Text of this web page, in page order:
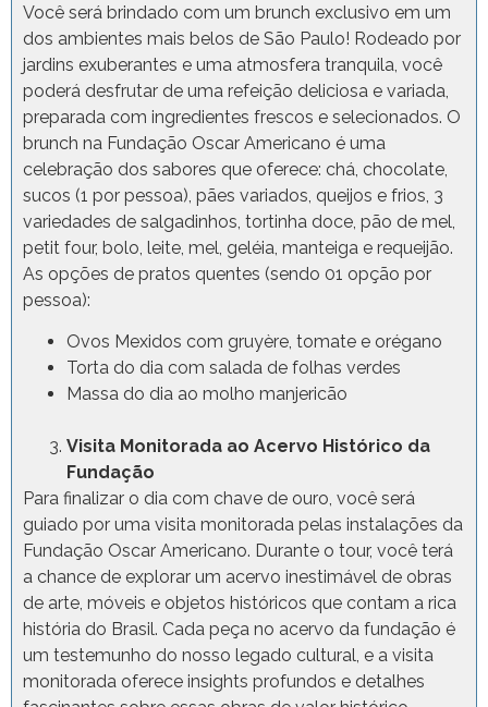
Você será brindado com um brunch exclusivo em um
dos ambientes mais belos de São Paulo! Rodeado por
jardins exuberantes e uma atmosfera tranquila, você
poderá desfrutar de uma refeição deliciosa e variada,
preparada com ingredientes frescos e selecionados. O
brunch na Fundação Oscar Americano é uma
celebração dos sabores que oferece: chá, chocolate,
sucos (1 por pessoa), pães variados, queijos e frios, 3
variedades de salgadinhos, tortinha doce, pão de mel,
petit four, bolo, leite, mel, geléia, manteiga e requeijão.
As opções de pratos quentes (sendo 01 opção por
pessoa):
Ovos Mexidos com gruyère, tomate e orégano
Torta do dia com salada de folhas verdes
Massa do dia ao molho manjericão
Visita Monitorada ao Acervo Histórico da
Fundação
Para finalizar o dia com chave de ouro, você será
guiado por uma visita monitorada pelas instalações da
Fundação Oscar Americano. Durante o tour, você terá
a chance de explorar um acervo inestimável de obras
de arte, móveis e objetos históricos que contam a rica
história do Brasil. Cada peça no acervo da fundação é
um testemunho do nosso legado cultural, e a visita
monitorada oferece insights profundos e detalhes